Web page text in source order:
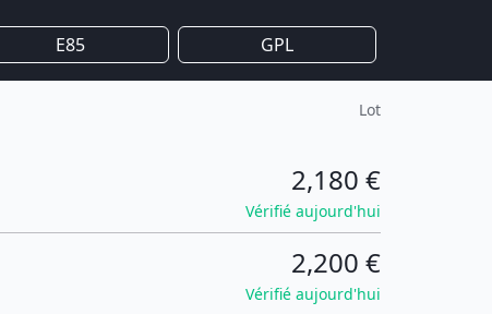
E85 GPL
Lot
2,180 €
Vérifié aujourd'hui
2,200 €
Vérifié aujourd'hui